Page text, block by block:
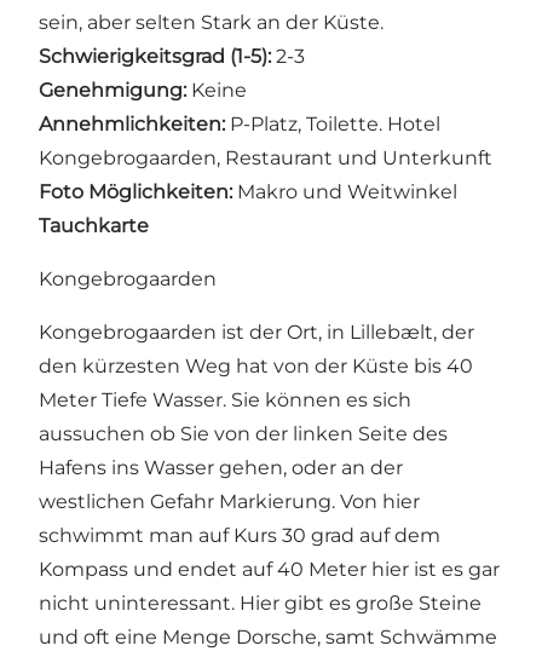
sein, aber selten Stark an der Küste.
Schwierigkeitsgrad (1-5): 2-3
Genehmigung: Keine
Annehmlichkeiten: P-Platz, Toilette. Hotel
Kongebrogaarden, Restaurant und Unterkunft
Foto Möglichkeiten: Makro und Weitwinkel
Tauchkarte
Kongebrogaarden
Kongebrogaarden ist der Ort, in Lillebælt, der
den kürzesten Weg hat von der Küste bis 40
Meter Tiefe Wasser. Sie können es sich
aussuchen ob Sie von der linken Seite des
Hafens ins Wasser gehen, oder an der
westlichen Gefahr Markierung. Von hier
schwimmt man auf Kurs 30 grad auf dem
Kompass und endet auf 40 Meter hier ist es gar
nicht uninteressant. Hier gibt es große Steine
und oft eine Menge Dorsche, samt Schwämme